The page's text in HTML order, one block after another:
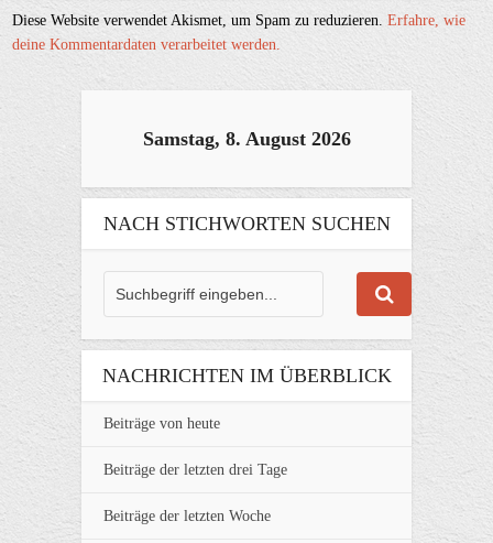
Diese Website verwendet Akismet, um Spam zu reduzieren.Erfahre, wie
deine Kommentardaten verarbeitet werden.
Samstag, 8. August 2026
NACH STICHWORTEN SUCHEN
NACHRICHTEN IM ÜBERBLICK
Beiträge von heute
Beiträge der letzten drei Tage
Beiträge der letzten Woche